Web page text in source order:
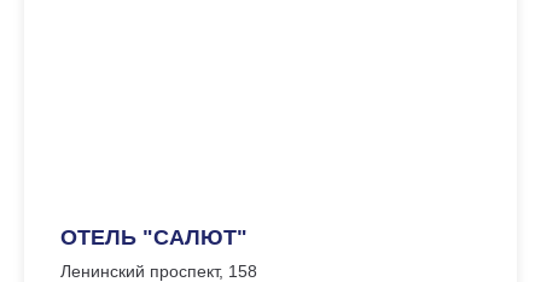
ОТЕЛЬ "САЛЮТ"
Ленинский проспект, 158